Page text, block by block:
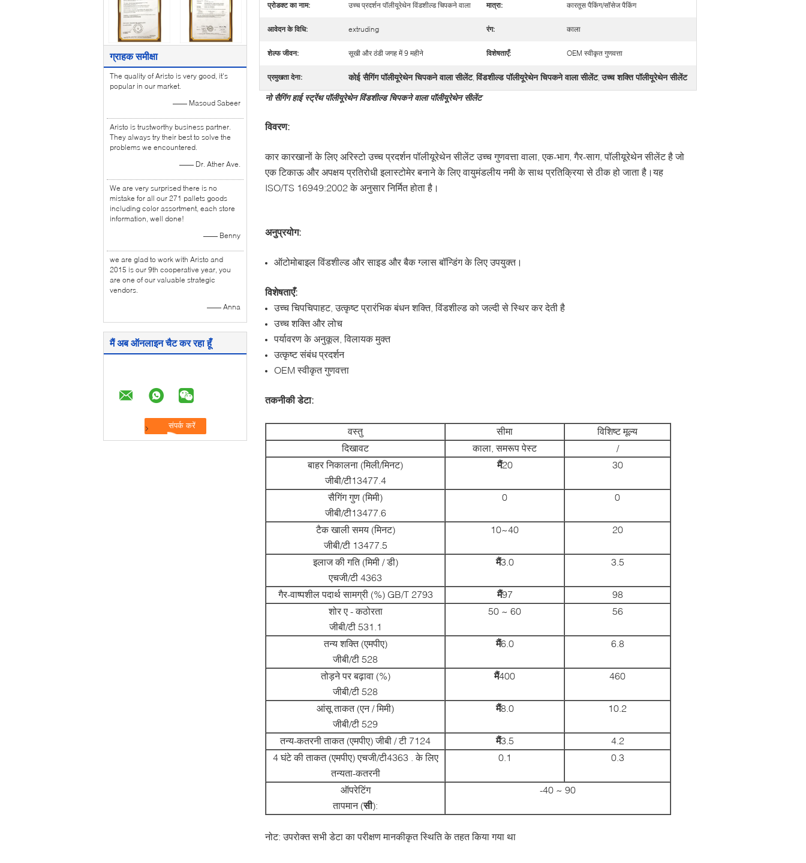
ग्राहक समीक्षा
The quality of Aristo is very good, it's
popular in our market.
—— Masoud Sabeer
Aristo is trustworthy business partner.
They always try their best to solve the
problems we encountered.
—— Dr. Ather Ave.
We are very surprised there is no
mistake for all our 271 pallets goods
including color assortment, each store
information, well done!
—— Benny
we are glad to work with Aristo and
2015 is our 9th cooperative year, you
are one of our valuable strategic
vendors.
—— Anna
मैं अब ऑनलाइन चैट कर रहा हूँ
प्रोडक्ट का नाम: उच्च प्रदर्शन पॉलीयूरेथेन विंडशील्ड चिपकने वाला मात्रा: कारतूस पैकिंग/सॉसेज पैकिंग
आवेदन के विधि: extruding रंग: काला
शेल्फ जीवन: सूखी और ठंडी जगह में 9 महीने विशेषताएँ: OEM स्वीकृत गुणवत्ता
प्रमुखता देना: कोई सैगिंग पॉलीयूरेथेन चिपकने वाला सीलेंट,विंडशील्ड पॉलीयूरेथेन चिपकने वाला सीलेंट,उच्च शक्ति पॉलीयूरेथेन सीलेंट
नो सैगिंग हाई स्ट्रेंथ पॉलीयूरेथेन विंडशील्ड चिपकने वाला पॉलीयूरेथेन सीलेंट
विवरण:
कार कारखानों के लिए अरिस्टो उच्च प्रदर्शन पॉलीयूरेथेन सीलेंट उच्च गुणवत्ता वाला, एक-भाग, गैर-साग, पॉलीयूरेथेन सीलेंट है जो
एक टिकाऊ और अपक्षय प्रतिरोधी इलास्टोमेर बनाने के लिए वायुमंडलीय नमी के साथ प्रतिक्रिया से ठीक हो जाता है।यह
ISO/TS 16949:2002 के अनुसार निर्मित होता है।
अनुप्रयोग:
ऑटोमोबाइल विंडशील्ड और साइड और बैक ग्लास बॉन्डिंग के लिए उपयुक्त।
विशेषताएँ:
उच्च चिपचिपाहट, उत्कृष्ट प्रारंभिक बंधन शक्ति, विंडशील्ड को जल्दी से स्थिर कर देती है
उच्च शक्ति और लोच
पर्यावरण के अनुकूल, विलायक मुक्त
उत्कृष्ट संबंध प्रदर्शन
OEM स्वीकृत गुणवत्ता
तकनीकी डेटा:
वस्तु सीमा
विशिष्ट मूल्य
दिखावट
काला, समरूप पेस्ट
/
बाहर निकालना (मिली/मिनट)
जीबी/टी13477.4
मैं20 30
सैगिंग गुण (मिमी)
जीबी/टी13477.6
0 0
टैक खाली समय (मिनट)
जीबी/टी 13477.5
10~40 20
इलाज की गति (मिमी / डी)
एचजी/टी 4363
मैं3.0 3.5
गैर-वाष्पशील पदार्थ सामग्री (%) GB/T 2793 मैं97
98
शोर ए - कठोरता
जीबी/टी 531.1
50 ~ 60 56
तन्य शक्ति (एमपीए)
जीबी/टी 528
मैं6.0 6.8
तोड़ने पर बढ़ावा (%)
जीबी/टी 528
मैं400 460
आंसू ताकत (एन / मिमी)
जीबी/टी 529
मैं8.0 10.2
तन्य-कतरनी ताकत (एमपीए) जीबी / टी 7124 मैं3.5
4.2
4 घंटे की ताकत (एमपीए) एचजी/टी4363 . के लिए
तन्यता-कतरनी
0.1 0.3
ऑपरेटिंग
तापमान (सी):
-40 ~ 90
नोट: उपरोक्त सभी डेटा का परीक्षण मानकीकृत स्थिति के तहत किया गया था